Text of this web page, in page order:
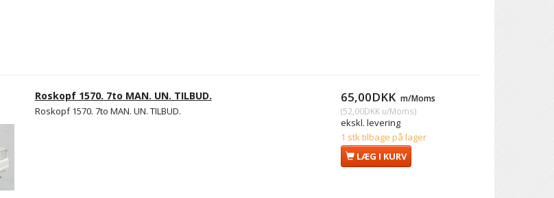
Roskopf 1570. 7to MAN. UN. TILBUD.
Roskopf 1570. 7to MAN. UN. TILBUD.
65,00DKK m/Moms
(52,00DKKu/Moms)
ekskl. levering
1 stk tilbage på lager
LÆG I KURV